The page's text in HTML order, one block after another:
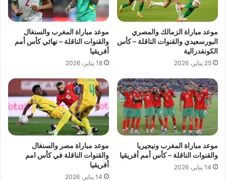
موعد مباراة الزمالك والمصري
البورسعيدي والقنوات الناقلة – كأس
الكونفدرالية
25 يناير، 2026
موعد مباراة المغرب والسنغال
والقنوات الناقلة – نهائي كأس أمم
أفريقيا
18 يناير، 2026
موعد مباراة المغرب ونيجيريا
والقنوات الناقلة – كأس أمم أفريقيا
14 يناير، 2026
موعد مباراة مصر والسنغال
والقنوات الناقلة في كأس امم
أفريقيا
14 يناير، 2026